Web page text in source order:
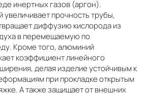
инертных газов (аргон).
прочность трубы,
диффузию кислорода из
в перемещаемую по
Кроме того, алюминий
коэффициент линейного
делая изделие устойчивым к
при прокладке открытым
А также защищает от внешних